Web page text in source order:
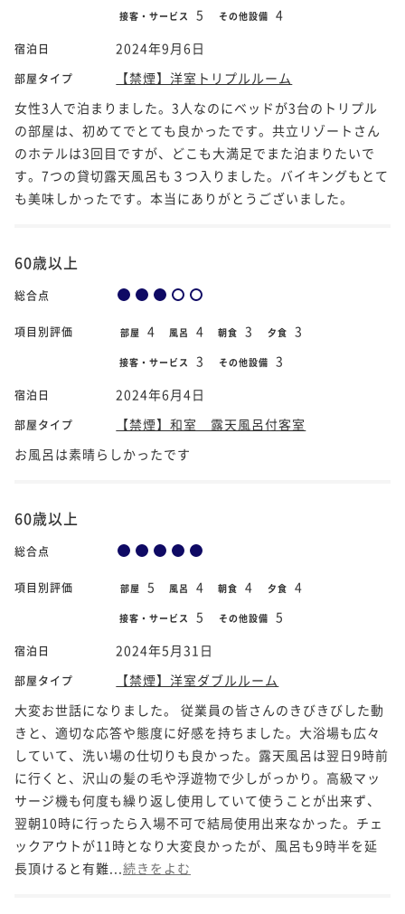
接客・サービス 5 その他設備 4
宿泊日 2024年9月6日
部屋タイプ
【禁煙】洋室トリプルルーム
女性3人で泊まりました。3人なのにベッドが3台のトリプル
の部屋は、初めてでとても良かったです。共立リゾートさん
のホテルは3回目ですが、どこも大満足でまた泊まりたいで
す。7つの貸切露天風呂も３つ入りました。バイキングもとて
も美味しかったです。本当にありがとうございました。
60歳以上
総合点
項目別評価 部屋 4 風呂 4 朝食 3 夕食 3
接客・サービス 3 その他設備 3
宿泊日 2024年6月4日
部屋タイプ
【禁煙】和室 露天風呂付客室
お風呂は素晴らしかったです
60歳以上
総合点
項目別評価 部屋 5 風呂 4 朝食 4 夕食 4
接客・サービス 5 その他設備 5
宿泊日 2024年5月31日
部屋タイプ
【禁煙】洋室ダブルルーム
大変お世話になりました。 従業員の皆さんのきびきびした動
きと、適切な応答や態度に好感を持ちました。大浴場も広々
していて、洗い場の仕切りも良かった。露天風呂は翌日9時前
に行くと、沢山の髪の毛や浮遊物で少しがっかり。高級マッ
サージ機も何度も繰り返し使用していて使うことが出来ず、
翌朝10時に行ったら入場不可で結局使用出来なかった。チェ
ックアウトが11時となり大変良かったが、風呂も9時半を延
長頂けると有難... 続きをよむ